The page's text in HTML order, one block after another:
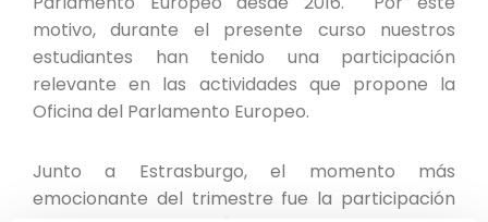
motivo, durante el presente curso nuestros
estudiantes han tenido una participación
relevante en las actividades que propone la
Oficina del Parlamento Europeo.
Junto a Estrasburgo, el momento más
emocionante del trimestre fue la participación